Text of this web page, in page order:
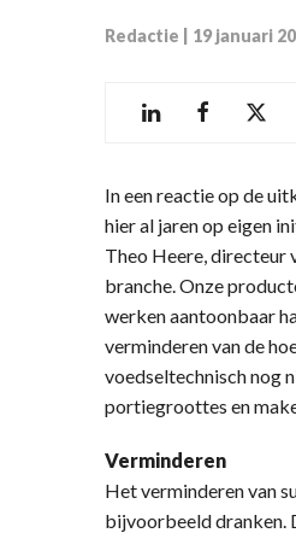
Redactie 19 januari
In een reactie op de
hier al jaren op eigen
Theo Heere, directeur
branche. Onze
werken aantoonbaar
verminderen van de
voedseltechnisch nog
portiegroottes en
Verminderen
Het verminderen van
bijvoorbeeld dranken.